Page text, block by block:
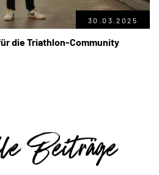
30.03.2025
die Triathlon-Community
Beiträge